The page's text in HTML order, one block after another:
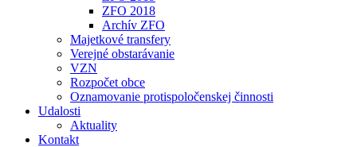
ZFO 2018
Archív ZFO
Majetkové transfery
Verejné obstarávanie
VZN
Rozpočet obce
Oznamovanie protispoločenskej činnosti
Udalosti
Aktuality
Kontakt